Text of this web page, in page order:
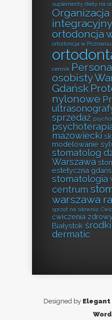
suplementy diety na
ortodoncja
ortodoncja w Poznaniu
cennik
osobisty
Gdańsk
nylonowe
sprzedaż
mazowiecki
modelowanie
stomatolog
Warszawa
estetyczna
stomatologia
centrum
warszawa
sprzęt na siłownię
ćwiczenia
Białystok
dermatic
Designed by Elegant